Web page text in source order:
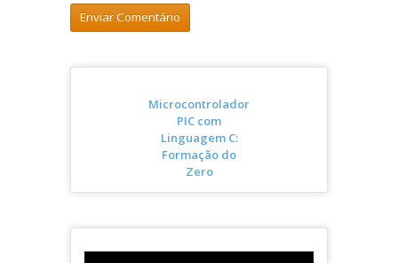
Microcontrolador
PIC com
Linguagem C:
Formação do
Zero